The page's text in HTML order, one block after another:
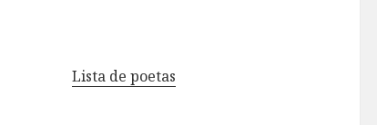
Lista de poetas